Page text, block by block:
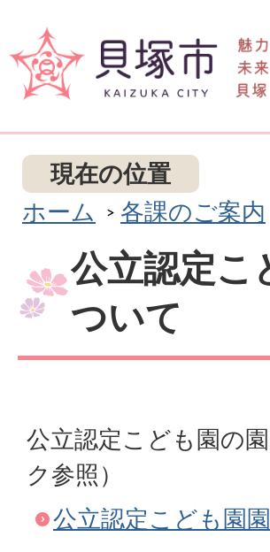
現在の位置
ホーム
各課のご案内
公立認定こ
ついて
公立認定こども園の
ク参照）
公立認定こども園